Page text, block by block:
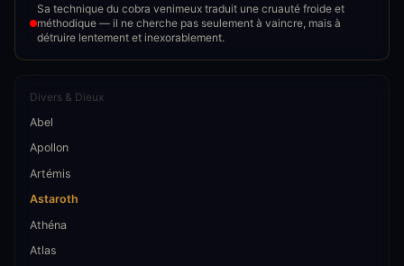
Sa technique du cobra venimeux traduit une cruauté froide et
méthodique — il ne cherche pas seulement à vaincre, mais à
détruire lentement et inexorablement.
Divers & Dieux
Abel
Apollon
Artémis
Astaroth
Athéna
Atlas